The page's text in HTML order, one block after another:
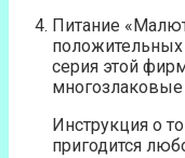
Питание
серия этой
Инструкция о
пригодится